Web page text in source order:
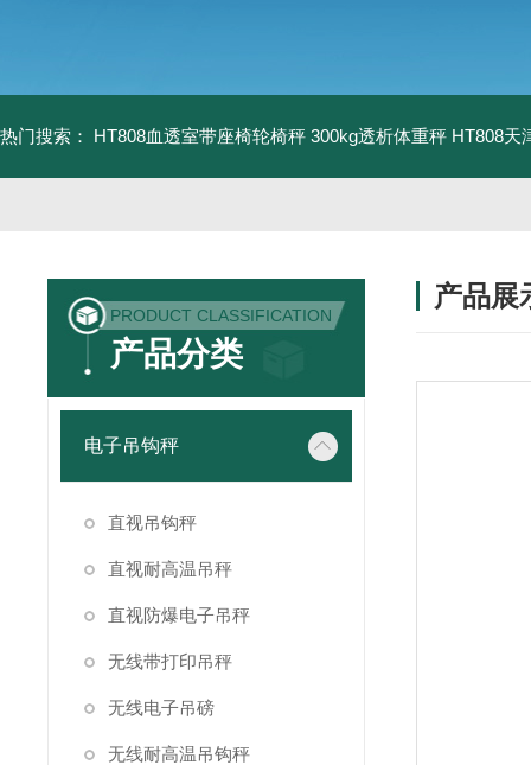
热门搜索： HT808血透室带座椅轮椅秤 300kg透析体重秤 HT808天
PRODUCT CLASSIFICATION
产品分类
电子吊钩秤
直视吊钩秤
直视耐高温吊秤
直视防爆电子吊秤
无线带打印吊秤
无线电子吊磅
无线耐高温吊钩秤
产品展